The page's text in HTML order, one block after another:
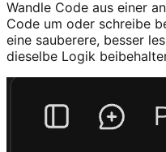
Wandle Code aus einer
Code um oder schreibe
eine sauberere, besser
dieselbe Logik